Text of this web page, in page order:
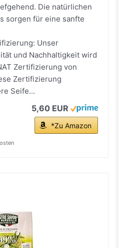
Die natürlichen
sorgen für eine sanfte
Unser
und Nachhaltigkeit wird
Zertifizierung von
Zertifizierung
Seife...
5,60 EUR
*Zu Amazon